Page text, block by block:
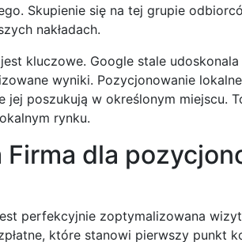
Skupienie się na tej grupie
nakładach.
kluczowe. Google stale
wyniki. Pozycjonowanie lokalne
poszukują w określonym miejscu.
rynku.
dla
perfekcyjnie zoptymalizowana
które stanowi pierwszy punkt